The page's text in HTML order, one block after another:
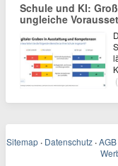
Schule und KI:
ungleiche
Sitemap · Datenschutz · AGB